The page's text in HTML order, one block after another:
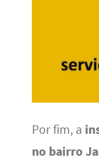
Por fim, a
no bairro